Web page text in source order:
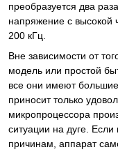
преобразуется два
напряжение с высокой
200 кГц.
Вне зависимости от
модель или простой
все они имеют
приносит только
микропроцессора
ситуации на дуге.
причинам, аппарат